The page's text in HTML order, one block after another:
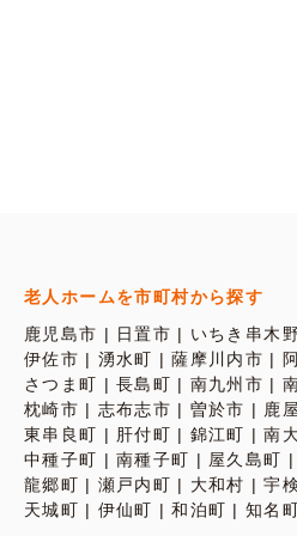
老人ホームを市町村から探す
鹿児島市
日置市 いちき串木
伊佐市
湧水町 薩摩川内市
さつま町
長島町 南九州市
枕崎市
志布志市 曽於市 鹿
東串良町
肝付町 錦江町 南
中種子町
南種子町 屋久島町
龍郷町
瀬戸内町 大和村 宇
天城町
伊仙町 和泊町 知名